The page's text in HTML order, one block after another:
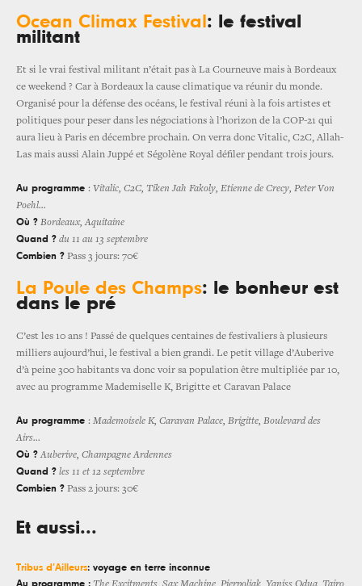
Ocean Climax Festival : le festival
militant
Et si le vrai festival militant n’était pas à La Courneuve mais à Bordeaux
ce weekend ? Car à Bordeaux la cause climatique va réunir du monde.
Organisé pour la défense des océans, le festival réuni à la fois artistes et
politiques pour peser dans les négociations à l’horizon de la COP-21 qui
aura lieu à Paris en décembre prochain. On verra donc Vitalic, C2C, Allah-
Las mais aussi Alain Juppé et Ségolène Royal défiler pendant trois jours.
Au programme : Vitalic, C2C, Tiken Jah Fakoly, Etienne de Crecy, Peter Von
Poehl…
Où ? Bordeaux, Aquitaine
Quand ? du 11 au 13 septembre
Combien ? Pass 3 jours: 70€
La Poule des Champs: le bonheur est
dans le pré
C’est les 10 ans ! Passé de quelques centaines de festivaliers à plusieurs
milliers aujourd’hui, le festival a bien grandi. Le petit village d’Auberive
d’à peine 300 habitants va donc voir sa population être multipliée par 10,
avec au programme Mademiselle K, Brigitte et Caravan Palace
Au programme : Mademoisele K, Caravan Palace, Brigitte, Boulevard des
Airs…
Où ? Auberive, Champagne Ardennes
Quand ? les 11 et 12 septembre
Combien ? Pass 2 jours: 30€
Et aussi...
Tribus d’Ailleurs: voyage en terre inconnue